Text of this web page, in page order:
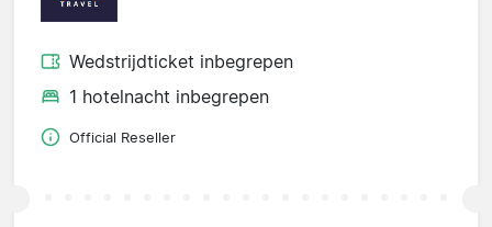
Wedstrijdticket inbegrepen
1 hotelnacht inbegrepen
Official Reseller